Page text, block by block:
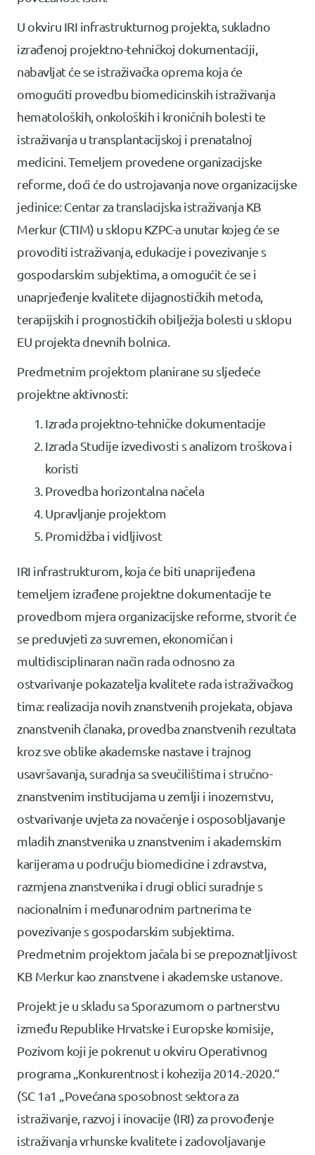
U okviru IRI infrastrukturnog projekta, sukladno
izrađenoj projektno-tehničkoj dokumentaciji,
nabavljat će se istraživačka oprema koja će
omogućiti provedbu biomedicinskih istraživanja
hematoloških, onkoloških i kroničnih bolesti te
istraživanja u transplantacijskoj i prenatalnoj
medicini. Temeljem provedene organizacijske
reforme, doći će do ustrojavanja nove organizacijske
jedinice: Centar za translacijska istraživanja KB
Merkur (CTIM) u sklopu KZPC-a unutar kojeg će se
provoditi istraživanja, edukacije i povezivanje s
gospodarskim subjektima, a omogućit će se i
unaprjeđenje kvalitete dijagnostičkih metoda,
terapijskih i prognostičkih obilježja bolesti u sklopu
EU projekta dnevnih bolnica.
Predmetnim projektom planirane su sljedeće
projektne aktivnosti:
Izrada projektno-tehničke dokumentacije
Izrada Studije izvedivosti s analizom troškova i
koristi
Provedba horizontalna načela
Upravljanje projektom
Promidžba i vidljivost
IRI infrastrukturom, koja će biti unaprijeđena
temeljem izrađene projektne dokumentacije te
provedbom mjera organizacijske reforme, stvorit će
se preduvjeti za suvremen, ekonomičan i
multidisciplinaran način rada odnosno za
ostvarivanje pokazatelja kvalitete rada istraživačkog
tima: realizacija novih znanstvenih projekata, objava
znanstvenih članaka, provedba znanstvenih rezultata
kroz sve oblike akademske nastave i trajnog
usavršavanja, suradnja sa sveučilištima i stručno-
znanstvenim institucijama u zemlji i inozemstvu,
ostvarivanje uvjeta za novačenje i osposobljavanje
mladih znanstvenika u znanstvenim i akademskim
karijerama u području biomedicine i zdravstva,
razmjena znanstvenika i drugi oblici suradnje s
nacionalnim i međunarodnim partnerima te
povezivanje s gospodarskim subjektima.
Predmetnim projektom jačala bi se prepoznatljivost
KB Merkur kao znanstvene i akademske ustanove.
Projekt je u skladu sa Sporazumom o partnerstvu
između Republike Hrvatske i Europske komisije,
Pozivom koji je pokrenut u okviru Operativnog
programa „Konkurentnost i kohezija 2014.-2020.“
(SC 1a1 „Povećana sposobnost sektora za
istraživanje, razvoj i inovacije (IRI) za provođenje
istraživanja vrhunske kvalitete i zadovoljavanje